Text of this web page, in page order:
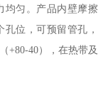
均匀。产品内壁摩擦
位，可预留管孔，
+80-40），在热带及